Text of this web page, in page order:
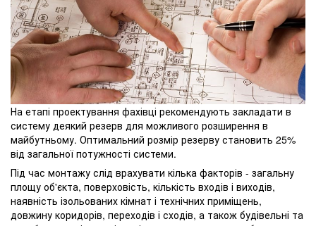
На етапі проектування фахівці рекомендують закладати в
систему деякий резерв для можливого розширення в
майбутньому. Оптимальний розмір резерву становить 25%
від загальної потужності системи.
Під час монтажу слід врахувати кілька факторів - загальну
площу об'єкта, поверховість, кількість входів і виходів,
наявність ізольованих кімнат і технічних приміщень,
довжину коридорів, переходів і сходів, а також будівельні та